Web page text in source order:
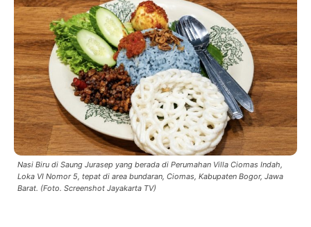
Nasi Biru di Saung Jurasep yang berada di Perumahan Villa Ciomas Indah,
Loka VI Nomor 5, tepat di area bundaran, Ciomas, Kabupaten Bogor, Jawa
Barat. (Foto. Screenshot Jayakarta TV)